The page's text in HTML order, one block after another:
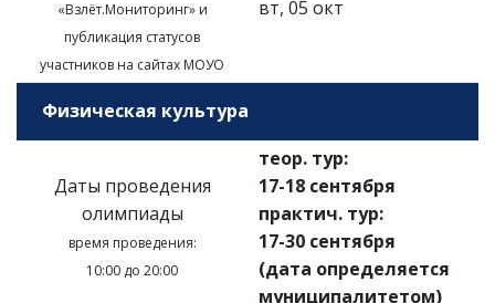
«Взлёт.Мониторинг» и
публикация статусов
участников на сайтах МОУО
вт, 05 окт
Физическая культура
Даты проведения
олимпиады
время проведения:
10:00 до 20:00
теор. тур:
17-18 сентября
практич. тур:
17-30 сентября
(дата определяется
муниципалитетом)